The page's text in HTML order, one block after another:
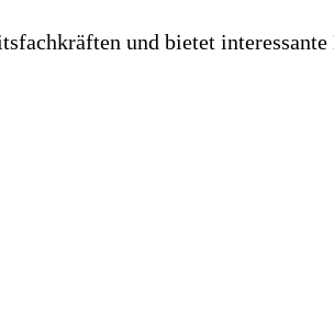
und bietet